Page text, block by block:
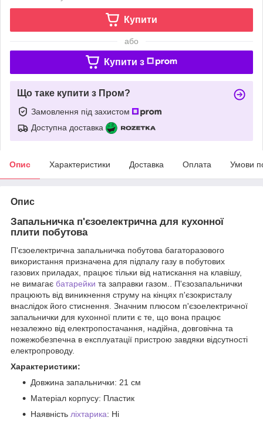
Купити
або
Купити з
Що таке купити з Пром?
Замовлення під захистом
Доступна доставка
Опис Характеристики Доставка Оплата Умови
Опис
Запальничка п'єзоелектрична для кухонної
плити побутова
П'єзоелектрична запальничка побутова багаторазового
використання призначена для підпалу газу в побутових
газових приладах, працює тільки від натискання на клавішу,
не вимагає батарейки та заправки газом.. П'єзозапальнички
працюють від виникнення струму на кінцях п'єзокристалу
внаслідок його стиснення. Значним плюсом п'єзоелектричної
запальнички для кухонної плити є те, що вона працює
незалежно від електропостачання, надійна, довговічна та
пожежобезпечна в експлуатації пристрою завдяки відсутності
електропроводу.
Характеристики:
Довжина запальнички: 21 см
Матеріал корпусу: Пластик
Наявність ліхтарика: Ні